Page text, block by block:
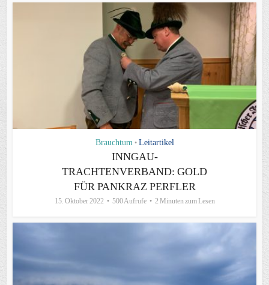
Brauchtum • Leitartikel
INNGAU-
TRACHTENVERBAND: GOLD
FÜR PANKRAZ PERFLER
15. Oktober 2022 500 Aufrufe 2 Minuten zum Lesen